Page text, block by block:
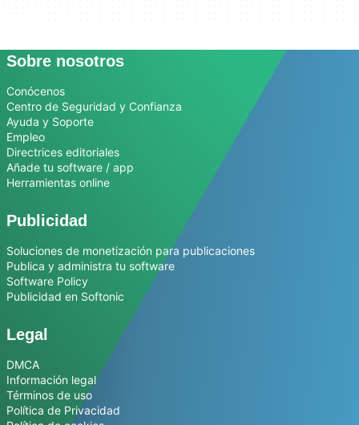
Sobre nosotros
Conócenos
Centro de Seguridad y Confianza
Ayuda y Soporte
Empleo
Directrices editoriales
Añade tu software / app
Herramientas online
Publicidad
Soluciones de monetización para publicaciones
Publica y administra tu software
Software Policy
Publicidad en Softonic
Legal
DMCA
Información legal
Términos de uso
Política de Privacidad